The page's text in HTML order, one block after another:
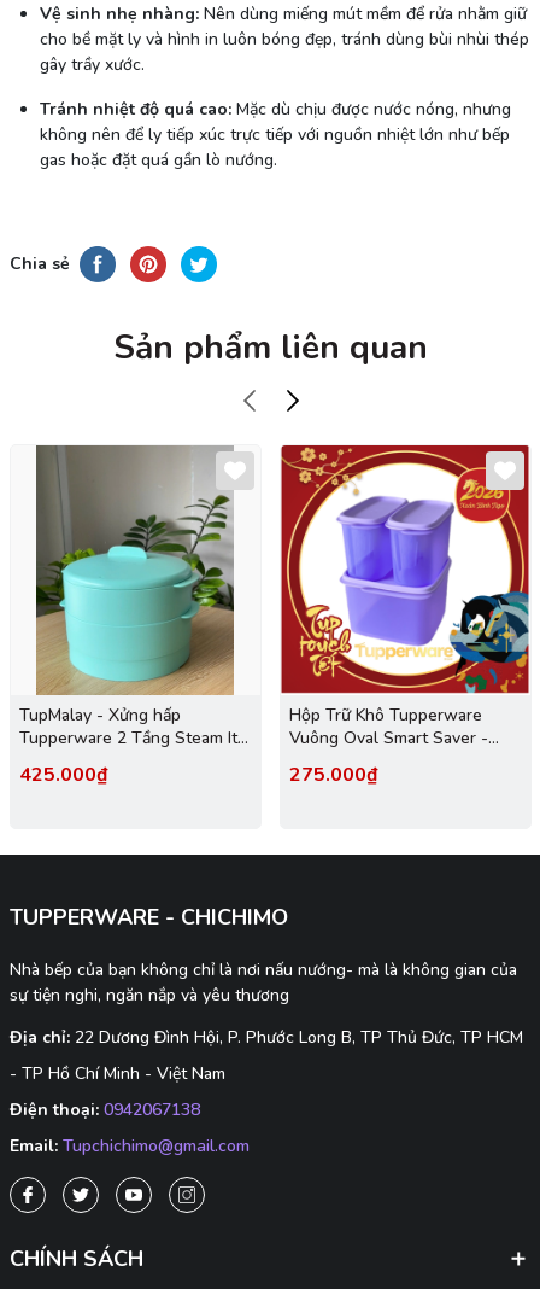
Vệ sinh nhẹ nhàng:Nên dùng miếng mút mềm để rửa nhằm giữ
cho bề mặt ly và hình in luôn bóng đẹp, tránh dùng bùi nhùi thép
gây trầy xước.
Tránh nhiệt độ quá cao:Mặc dù chịu được nước nóng, nhưng
không nên để ly tiếp xúc trực tiếp với nguồn nhiệt lớn như bếp
gas hoặc đặt quá gần lò nướng.
Chia sẻ
Sản phẩm liên quan
TupMalay - Xửng hấp
Tupperware 2 Tầng Steam It -
425.000₫
Hộp Trữ Khô Tupperware
Vuông Oval Smart Saver -
Hãng
275.000₫
TUPPERWARE - CHICHIMO
Nhà bếp của bạn không chỉ là nơi nấu nướng- mà là không gian của
sự tiện nghi, ngăn nắp và yêu thương
Địa chỉ: 22 Dương Đình Hội, P. Phước Long B, TP Thủ Đức, TP HCM
- TP Hồ Chí Minh - Việt Nam
Điện thoại: 0942067138
Email: Tupchichimo@gmail.com
CHÍNH SÁCH